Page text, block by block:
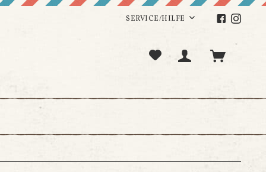
SERVICE/HILFE